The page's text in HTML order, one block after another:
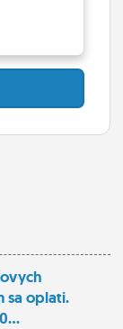
sa oplati.